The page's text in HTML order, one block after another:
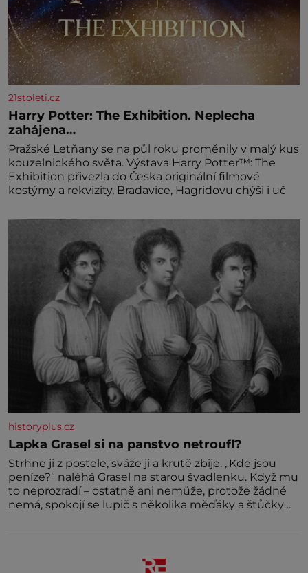
21stoleti.cz
Harry Potter: The Exhibition. Neplecha
zahájena…
Pražské Letňany se na půl roku proměnily v malý kus
kouzelnického světa. Výstava Harry Potter™: The
Exhibition přivezla do Česka originální filmové
kostýmy a rekvizity, Bradavice, Hagridovu chýši i uč
historyplus.cz
Lapka Grasel si na panstvo netroufl?
Strhne ji z postele, sváže ji a krutě zbije. „Kde jsou
peníze?“ naléhá Grasel na starou švadlenku. Když mu
to neprozradí – ostatně ani nemůže, protože žádné
nemá, spokojí se lupič s několika měďáky a štůčky